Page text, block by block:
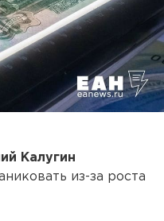
Калугин
из-за роста